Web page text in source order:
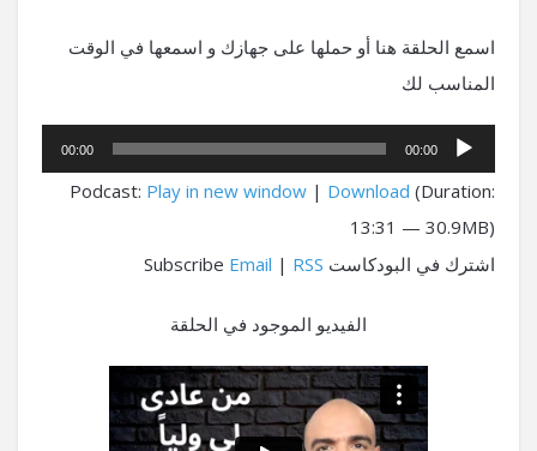
اسمع الحلقة هنا أو حملها على جهازك و اسمعها في الوقت
المناسب لك
مشغل
الصوت
00:00
00:00
Podcast: Play in new window | Download (Duration:
13:31 — 30.9MB)
اشترك في البودكاست Subscribe
Email | RSS
الفيديو الموجود في الحلقة